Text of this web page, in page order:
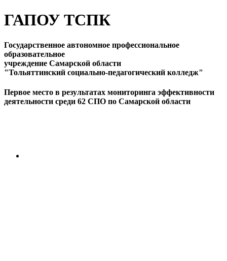
ГАПОУ ТСПК
Государственное автономное профессиональное
образовательное
учреждение Самарской области
"Тольяттинский социально-педагогический колледж"
Первое место в результатах мониторинга эффективности
деятельности среди 62 СПО по Самарской области